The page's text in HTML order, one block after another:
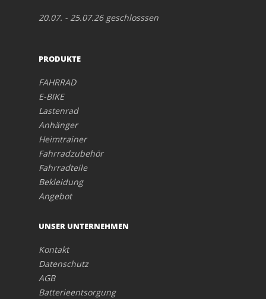
20.07. - 25.07.26 geschlosssen
PRODUKTE
FAHRRAD
E-BIKE
Lastenrad
Anhänger
Heimtrainer
Fahrradzubehör
Fahrradteile
Bekleidung
Angebot
UNSER UNTERNEHMEN
Kontakt
Datenschutz
AGB
Batterieentsorgung